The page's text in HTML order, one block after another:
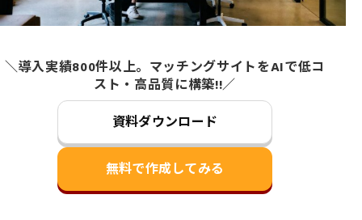
＼導入実績800件以上。マッチングサイトをAIで低コ
スト・高品質に構築!!／
資料ダウンロード
無料で作成してみる